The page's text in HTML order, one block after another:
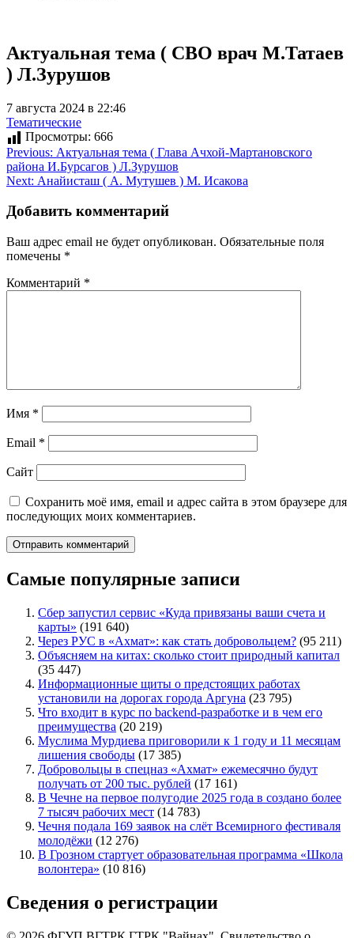
Актуальная тема ( СВО врач М.Татаев
) Л.Зурушов
7 августа 2024 в 22:46
Тематические
Просмотры: 666
Навигация
по
Previous: Актуальная тема ( Глава Ачхой-Мартановского
района И.Бурсагов ) Л.Зурушов
Next: Анайисташ ( А. Мутушев ) М. Исакова
Добавить комментарий
Ваш адрес email не будет опубликован. Обязательные поля
помечены *
Комментарий *
Имя *
Email *
Сайт
Сохранить моё имя, email и адрес сайта в этом браузере для
последующих моих комментариев.
Самые популярные записи
Сбер запустил сервис «Куда привязаны ваши счета и
карты» (191 640)
Через РУС в «Ахмат»: как стать добровольцем? (95 211)
Объясняем на китах: сколько стоит природный капитал
(35 447)
Информационные щиты о предстоящих работах
установили на дорогах города Аргуна (23 795)
Что входит в курс по backend-разработке и в чем его
преимущества (20 219)
Муслима Мурдиева приговорили к 1 году и 11 месяцам
лишения свободы (17 385)
Добровольцы в спецназ «Ахмат» ежемесячно будут
получать от 200 тыс. рублей (17 161)
В Чечне на первое полугодие 2025 года в создано более
7 тысяч рабочих мест (14 783)
Чечня подала 169 заявок на слёт Всемирного фестиваля
молодёжи (12 276)
В Грозном стартует образовательная программа «Школа
волонтера» (10 816)
Сведения о регистрации